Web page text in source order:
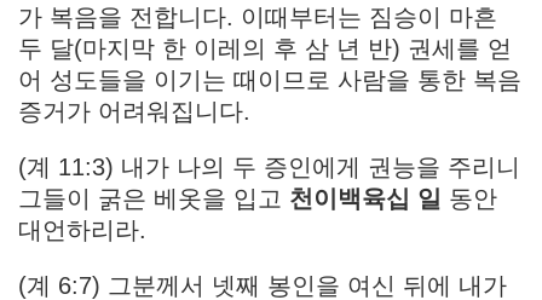
가 복음을 전합니다. 이때부터는 짐승이 마흔
두 달(마지막 한 이레의 후 삼 년 반) 권세를 얻
어 성도들을 이기는 때이므로 사람을 통한 복음
증거가 어려워집니다.
(계 11:3) 내가 나의 두 증인에게 권능을 주리니
그들이 굵은 베옷을 입고 천이백육십 일 동안
대언하리라.
(계 6:7) 그분께서 넷째 봉인을 여신 뒤에 내가